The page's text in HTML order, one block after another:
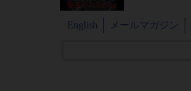
English メールマガジン